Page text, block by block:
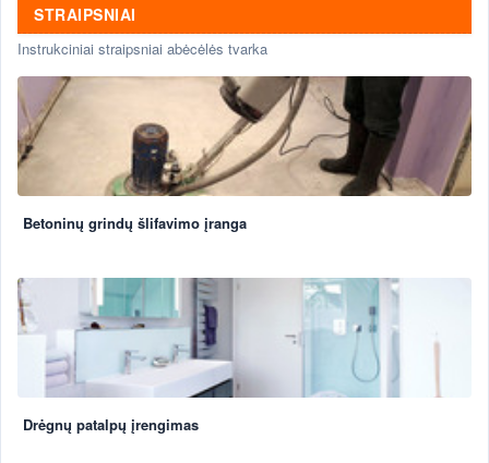
STRAIPSNIAI
Instrukciniai straipsniai abėcėlės tvarka
Betoninų grindų šlifavimo įranga
Drėgnų patalpų įrengimas